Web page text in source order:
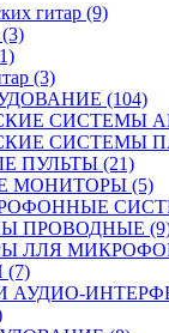
гитар (9)
(3)
(3)
(104)
СИСТЕМЫ
СИСТЕМЫ
ПУЛЬТЫ (21)
МОНИТОРЫ (5)
ПРОВОДНЫЕ
ЛЛЯ
АУДИО-